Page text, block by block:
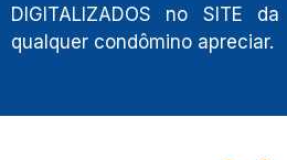
DIGITALIZADOS no SITE
qualquer condômino apreciar.